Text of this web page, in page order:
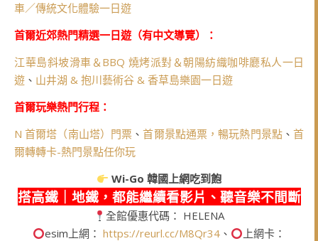
車／傳統文化體驗一日遊
首爾近郊熱門精選一日遊（有中文導覽）：
江華島斜坡滑車＆BBQ 燒烤派對＆朝陽紡織咖啡廳私人一日
遊 、 山井湖 & 抱川藝術谷 & 香草島樂園一日遊
首爾玩樂熱門行程：
N 首爾塔（南山塔）門票 、首爾景點通票，暢玩熱門景點、首
爾轉轉卡-熱門景點任你玩
Wi-Go韓國上網吃到飽
搭高鐵｜地鐵，都能繼續看影片、聽音樂不間斷
全館優惠代碼： HELENA
esim上網： https://reurl.cc/M8Qr34 、
上網卡：